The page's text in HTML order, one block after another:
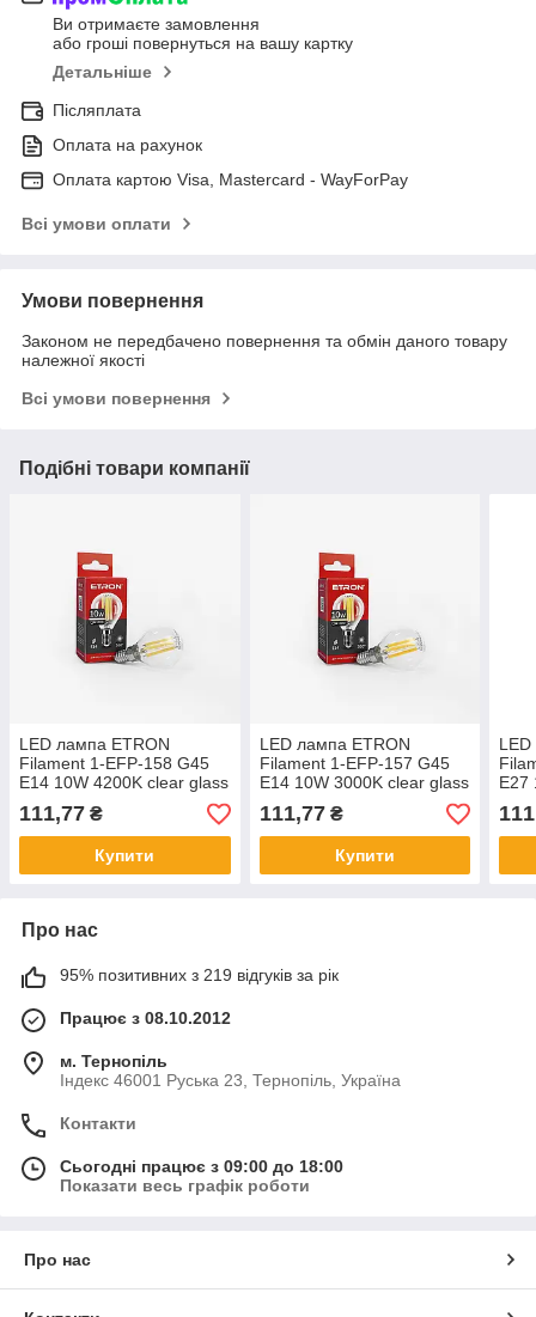
Ви отримаєте замовлення
або гроші повернуться на вашу картку
Детальніше
Післяплата
Оплата на рахунок
Оплата картою Visa, Mastercard - WayForPay
Всі умови оплати
Умови повернення
Законом не передбачено повернення та обмін даного товару
належної якості
Всі умови повернення
Подібні товари компанії
LED лампа ETRON
Filament 1-EFP-158 G45
E14 10W 4200K clear glass
111,77 ₴
Купити
LED лампа ETRON
Filament 1-EFP-157 G45
E14 10W 3000K clear glass
111,77₴
Купити
E27
Про нас
95% позитивних з 219 відгуків за рік
Працює з 08.10.2012
м. Тернопіль
Індекс 46001 Руська 23, Тернопіль, Україна
Контакти
Сьогодні працює з 09:00 до 18:00
Показати весь графік роботи
Про нас